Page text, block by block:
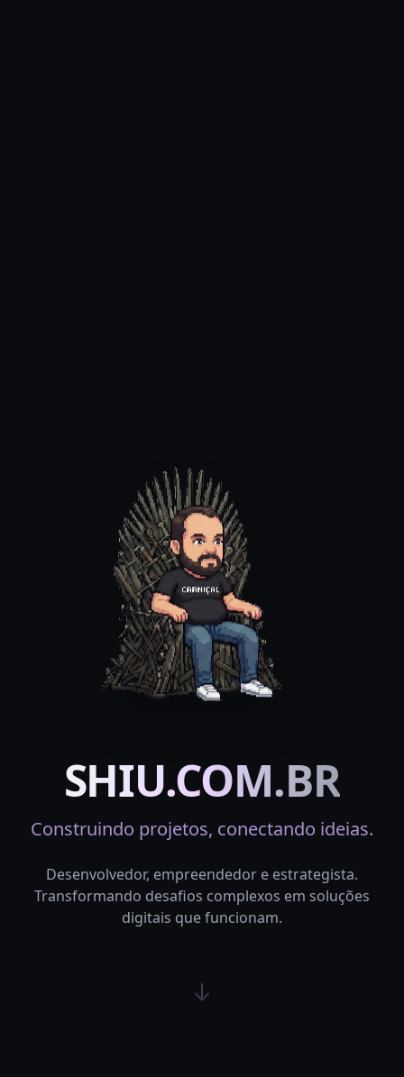
SHIU.COM.BR
Construindo projetos, conectando ideias.
Desenvolvedor, empreendedor e estrategista.
Transformando desafios complexos em soluções
digitais que funcionam.